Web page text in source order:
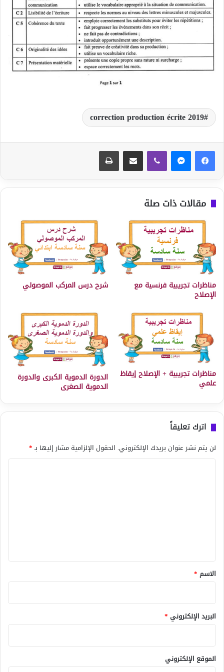
correction production écrite 2019
مقالات ذات صلة
مناظرات تجريبية فرنسية مع
الإصلاح
شرح درس المركب الموصولي
مناظرات تجريبية + الإصلاح إيقاظ
علمي الدورة الدموية الكبرى والدورة
الدموية الصغرى
اترك تعليقاً
لن يتم نشر عنوان بريدك الإلكتروني. الحقول الإلزامية مشار إليها بـ*
*
الاسم *
البريد الإلكتروني *
الموقع الإلكتروني